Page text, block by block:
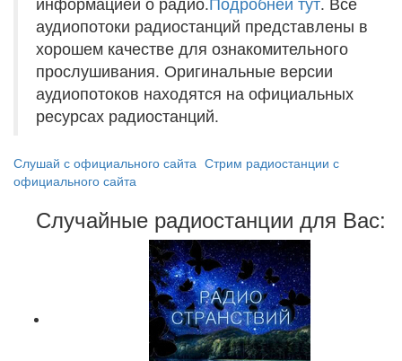
аудиопотоки радиостанций представлены в
хорошем качестве для ознакомительного
прослушивания. Оригинальные версии
аудиопотоков находятся на официальных
ресурсах радиостанций.
Слушай с официального сайта Стрим радиостанции с
официального сайта
Случайные радиостанции для Вас: